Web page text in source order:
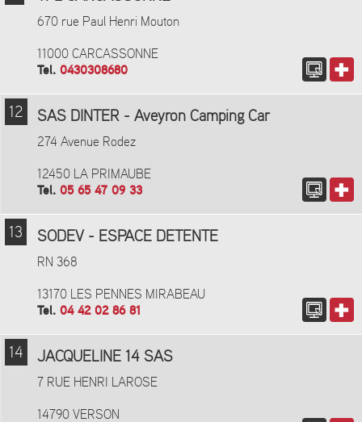
670 rue Paul Henri Mouton
11000 CARCASSONNE
Tel. 0430308680
12 SAS DINTER - Aveyron Camping Car
274 Avenue Rodez
12450 LA PRIMAUBE
Tel. 05 65 47 09 33
13 SODEV - ESPACE DETENTE
RN 368
13170 LES PENNES MIRABEAU
Tel. 04 42 02 86 81
14 JACQUELINE 14 SAS
7 RUE HENRI LAROSE
14790 VERSON